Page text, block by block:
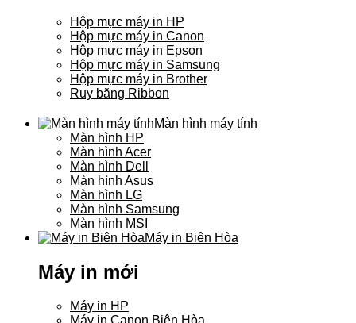
Hộp mực máy in HP
Hộp mực máy in Canon
Hộp mực máy in Epson
Hộp mực máy in Samsung
Hộp mực máy in Brother
Ruy băng Ribbon
Màn hình máy tính
Màn hình HP
Màn hình Acer
Màn hình Dell
Màn hình Asus
Màn hình LG
Màn hình Samsung
Màn hình MSI
Máy in Biên Hòa
Máy in mới
Máy in HP
Máy in Canon Biên Hòa